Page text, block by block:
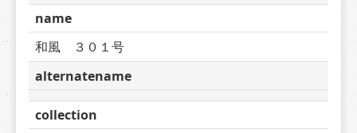
name
和風　３０１号
alternatename
collection